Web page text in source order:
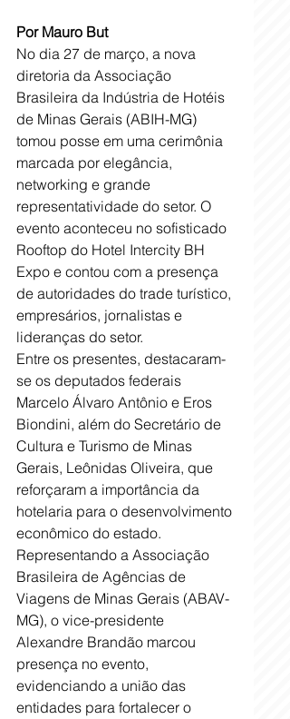
Por Mauro But
No dia 27 de março, a nova
diretoria da Associação
Brasileira da Indústria de Hotéis
de Minas Gerais (ABIH-MG)
tomou posse em uma cerimônia
marcada por elegância,
networking e grande
representatividade do setor. O
evento aconteceu no sofisticado
Rooftop do Hotel Intercity BH
Expo e contou com a presença
de autoridades do trade turístico,
empresários, jornalistas e
lideranças do setor.
Entre os presentes, destacaram-
se os deputados federais
Marcelo Álvaro Antônio e Eros
Biondini, além do Secretário de
Cultura e Turismo de Minas
Gerais, Leônidas Oliveira, que
reforçaram a importância da
hotelaria para o desenvolvimento
econômico do estado.
Representando a Associação
Brasileira de Agências de
Viagens de Minas Gerais (ABAV-
MG), o vice-presidente
Alexandre Brandão marcou
presença no evento,
evidenciando a união das
entidades para fortalecer o